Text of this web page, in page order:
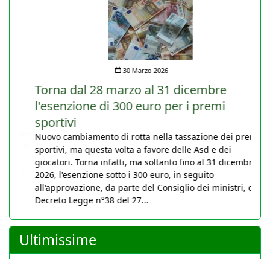
30 Marzo 2026
Torna dal 28 marzo al 31 dicembre
l'esenzione di 300 euro per i premi
sportivi
Nuovo cambiamento di rotta nella tassazione dei premi
sportivi, ma questa volta a favore delle Asd e dei
giocatori. Torna infatti, ma soltanto fino al 31 dicembre
2026, l'esenzione sotto i 300 euro, in seguito
all'approvazione, da parte del Consiglio dei ministri, del
Decreto Legge n°38 del 27...
Ultimissime